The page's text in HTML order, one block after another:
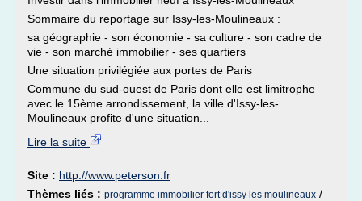
Sommaire du reportage sur Issy-les-Moulineaux :
sa géographie - son économie - sa culture - son cadre de
vie - son marché immobilier - ses quartiers
Une situation privilégiée aux portes de Paris
Commune du sud-ouest de Paris dont elle est limitrophe
avec le 15ème arrondissement, la ville d'Issy-les-
Moulineaux profite d'une situation...
Lire la suite
Site : http://www.peterson.fr
Thèmes liés : programme immobilier fort d'issy les moulineaux /